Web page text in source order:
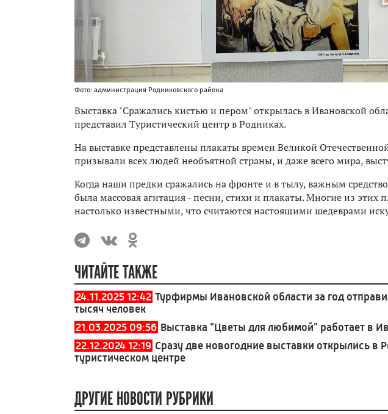
Фото: администрация Родниковского района
Выставка "Сражались кистью и пером" открылась в Ивановской
представил Туристический центр в Родниках.
На выставке представлены плакаты времен Великой
призывали всех людей необъятной страны, и даже всего мира,
Когда наши предки сражались на фронте и в тылу, важным
была массовая агитация - песни, стихи и плакаты. Многие из этих
настолько известными, что считаются настоящими шедеврами
ЧИТАЙТЕ ТАКЖЕ
24.11.2025 12:42 Турфирмы Ивановской области за год
тысяч человек
21.03.2025 09:56 Выставка "Цветы для любимой" работает в
22.12.2024 12:19 Сразу две новогодние выставки открылись в
туристическом центре
ДРУГИЕ НОВОСТИ РУБРИКИ